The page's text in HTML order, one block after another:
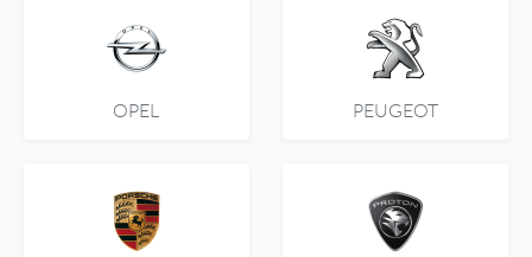
OPEL PEUGEOT